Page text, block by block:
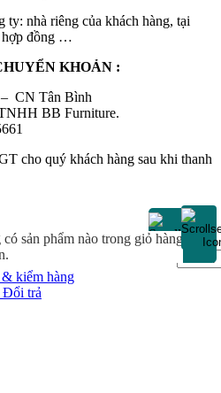
ty: nhà riêng của khách hàng, tại
hợp đồng …
KHOẢN :
– CN Tân Bình
BB Furniture.
cho quý khách hàng sau khi thanh
kiểm hàng
Đổi trả
sản phẩm nào trong giỏ hàng